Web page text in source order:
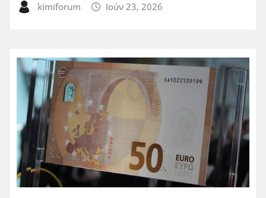
kimiforum Ιούν 23, 2026